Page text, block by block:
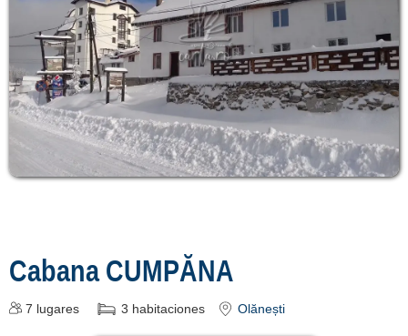
Cabana CUMPĂNA
7 lugares 3 habitaciones Olănești